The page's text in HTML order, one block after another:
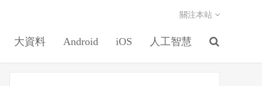
大資料 Android iOS 人工智慧
關注本站